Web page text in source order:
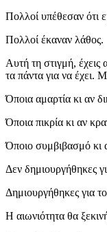
Πολλοί υπέθεσαν ότι
Πολλοί έκαναν λάθος.
Αυτή τη στιγμή,
τα πάντα για να έχει.
Όποια αμαρτία κι αν
Όποια πικρία κι αν
Όποιο συμβιβασμό κι
Δεν δημιουργήθηκες
Δημιουργήθηκες για
Η αιωνιότητα θα